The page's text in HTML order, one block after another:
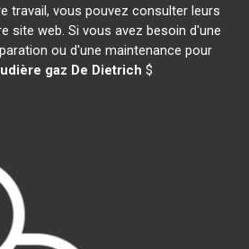
travail, vous pouvez consulter leurs
site web. Si vous avez besoin d'une
ou d'une maintenance pour
gaz De Dietrich $